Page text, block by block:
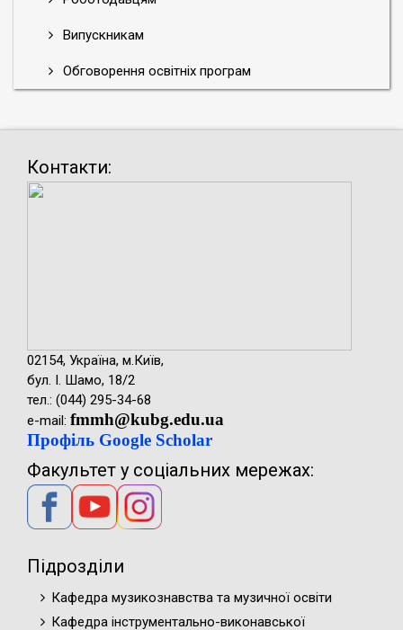
Випускникам
Обговорення освітніх програм
Контакти:
02154, Україна, м.Київ,
бул. І. Шамо, 18/2
тел.: (044) 295-34-68
e-mail: fmmh@kubg.edu.ua
Профіль Google Scholar
Факультет у соціальних мережах:
Підрозділи
Кафедра музикознавства та музичної освіти
Кафедра інструментально-виконавської